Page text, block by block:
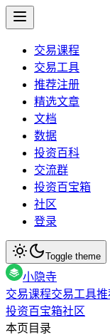
交易课程
交易工具
推荐注册
精选文章
文档
数据
投资百科
交流群
投资百宝箱
社区
登录
Toggle theme
小隐寺
交易课程交易工具推
投资百宝箱社区
本页目录